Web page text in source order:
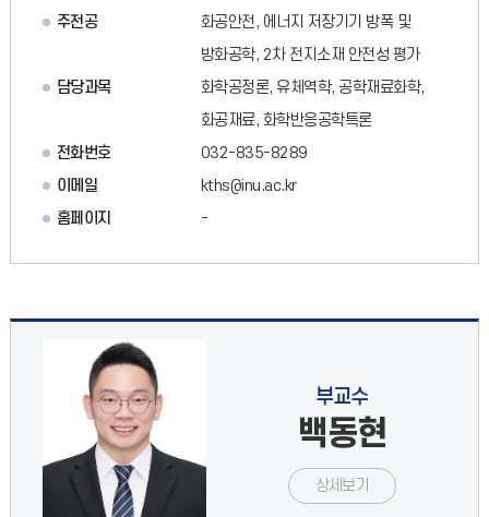
주전공
화공안전, 에너지 저장기기 방폭 및
방화공학, 2차 전지소재 안전성 평가
담당과목
화학공정론, 유체역학, 공학재료화학,
화공재료, 화학반응공학특론
전화번호
032-835-8289
이메일
kths@inu.ac.kr
홈페이지
-
부교수
백동현
상세보기